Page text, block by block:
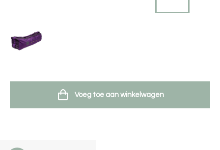
Voeg toe aan winkelwagen